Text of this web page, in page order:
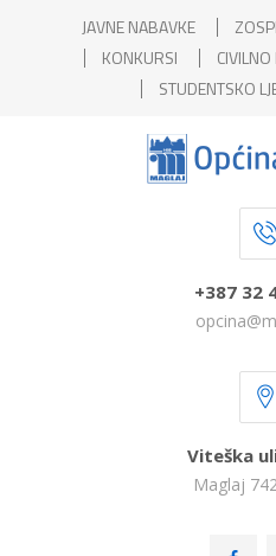
JAVNE NABAVKE ZOSPI
KONKURSI
STUDENTSKO
+387 32
Viteška
Maglaj